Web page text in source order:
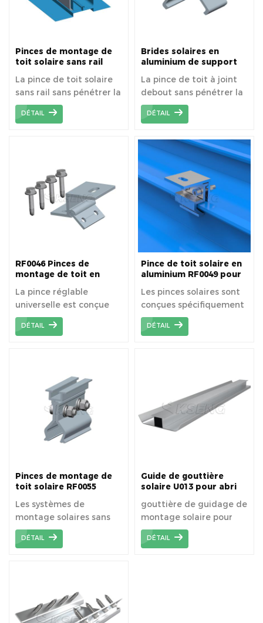
Pinces de montage de
toit solaire sans rail
La pince de toit solaire
sans rail sans pénétrer la
surface du toit.
DÉTAIL
Brides solaires en
aluminium de support
Lok pour les toits
debout de couture
La pince de toit à joint
debout sans pénétrer la
surface du toit.
DÉTAIL
RF0046 Pinces de
montage de toit en
solaires, universelles
réglables
La pince réglable
universelle est conçue
spécifiquement pour
fixer les modules
métal trapézoïdal sans
pénétrer la surface du
DÉTAIL
Pince de toit solaire en
aluminium RF0049 pour
métal à joint debout
Les pinces solaires sont
conçues spécifiquement
pour fixer les modules
photovoltaïques
DÉTAIL
Pinces de montage de
toit solaire RF0055
Les systèmes de
montage solaires sans
rail sont installés en
utilisant moins de
DÉTAIL
Guide de gouttière
solaire U013 pour abri
étanche
gouttière de guidage de
montage solaire pour
abri de voiture étanche
DÉTAIL